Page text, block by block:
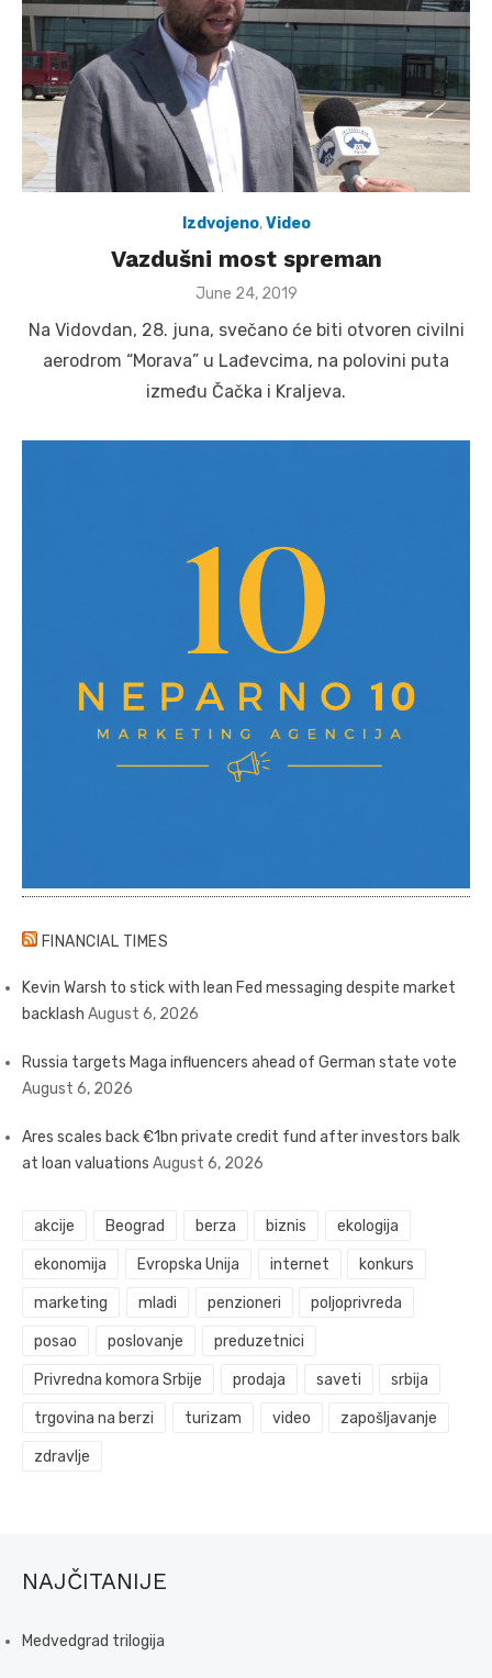
Izdvojeno,Video
Vazdušni most spreman
Posted
June 24, 2019
Na Vidovdan, 28. juna, svečano će biti otvoren civilni
aerodrom “Morava” u Lađevcima, na polovini puta
između Čačka i Kraljeva.
FINANCIAL TIMES
Kevin Warsh to stick with lean Fed messaging despite market
backlash August 6, 2026
Russia targets Maga influencers ahead of German state vote
August 6, 2026
Ares scales back €1bn private credit fund after investors balk
at loan valuations August 6, 2026
akcije Beograd berza biznis ekologija
ekonomija Evropska Unija internet konkurs
marketing mladi penzioneri poljoprivreda
posao poslovanje preduzetnici
Privredna komora Srbije prodaja saveti srbija
trgovina na berzi turizam video zapošljavanje
zdravlje
NAJČITANIJE
Medvedgrad trilogija